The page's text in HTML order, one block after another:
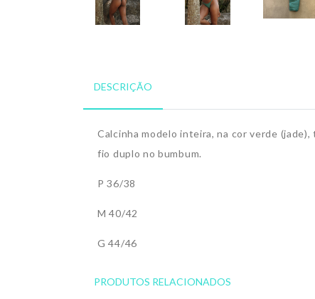
DESCRIÇÃO
Calcinha modelo inteira, na cor verde
fio duplo no bumbum.
P 36/38
M 40/42
G 44/46
PRODUTOS RELACIONADOS